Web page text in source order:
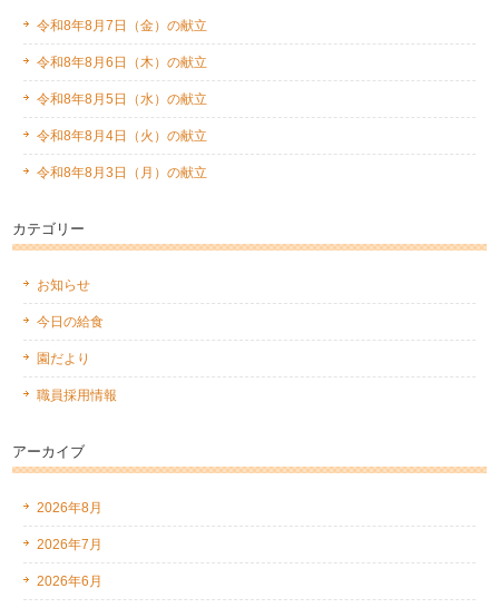
令和8年8月7日（金）の献立
令和8年8月6日（木）の献立
令和8年8月5日（水）の献立
令和8年8月4日（火）の献立
令和8年8月3日（月）の献立
カテゴリー
お知らせ
今日の給食
園だより
職員採用情報
アーカイブ
2026年8月
2026年7月
2026年6月